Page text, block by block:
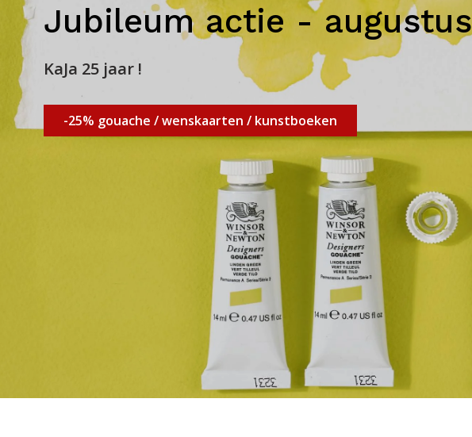
Jubileum actie - augustus
KaJa 25 jaar !
-25% gouache / wenskaarten / kunstboeken